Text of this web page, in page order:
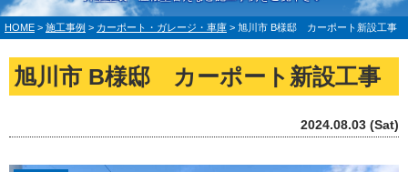
HOME > 施工事例 > カーポート・ガレージ・車庫 > 旭川市 B様邸 カーポート新設工事
旭川市 B様邸 カーポート新設工事
2024.08.03 (Sat)